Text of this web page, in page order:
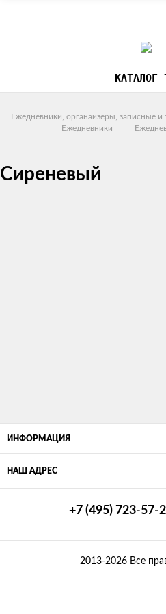
КАТАЛОГ
Ежедневники, органайзеры, записные
Ежедневники
Сиреневый
ИНФОРМАЦИЯ
НАШ АДРЕС
+7 (495) 723-57-
2013-2026 Все